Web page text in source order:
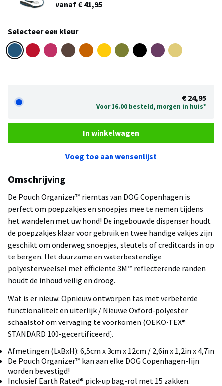
vanaf € 41,95
Selecteer een kleur
- € 24,95
Voor 16.00 besteld, morgen in huis*
In winkelwagen
Voeg toe aan wensenlijst
Omschrijving
De Pouch Organizer™ riemtas van DOG Copenhagen is
perfect om poepzakjes en snoepjes mee te nemen tijdens
het wandelen met uw hond! De ingebouwde dispenser houdt
de poepzakjes klaar voor gebruik en twee handige vakjes zijn
geschikt om onderweg snoepjes, sleutels of creditcards in op
te bergen. Het duurzame en waterbestendige
polyesterweefsel met efficiënte 3M™ reflecterende randen
houdt de inhoud veilig en droog.
Wat is er nieuw: Opnieuw ontworpen tas met verbeterde
functionaliteit en uiterlijk / Nieuwe Oxford-polyester
schaalstof om vervaging te voorkomen (OEKO-TEX®
STANDARD 100-gecertificeerd).
Afmetingen (LxBxH): 6,5cm x 3cm x 12cm / 2,6in x 1,2in x 4,7in
De Pouch Organizer™ kan aan elke DOG Copenhagen-lijn
worden bevestigd!
Inclusief Earth Rated® pick-up bag-rol met 15 zakken.